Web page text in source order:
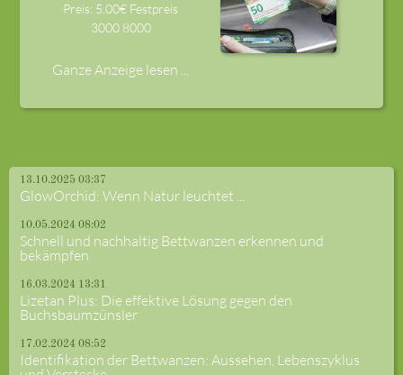
Preis: 5,00€ Festpreis
3000 8000
Ganze Anzeige lesen ...
13.10.2025 03:37
GlowOrchid: Wenn Natur leuchtet ...
10.05.2024 08:02
Schnell und nachhaltig Bettwanzen erkennen und
bekämpfen
16.03.2024 13:31
Lizetan Plus: Die effektive Lösung gegen den
Buchsbaumzünsler
17.02.2024 08:52
Identifikation der Bettwanzen: Aussehen, Lebenszyklus